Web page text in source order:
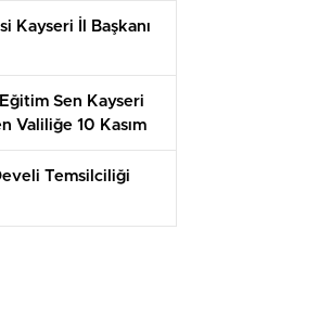
Kayseri İl Başkanı
Sen Kayseri
Valiliğe 10 Kasım
ve Silah
İçin Mevlid
Temsilciliği